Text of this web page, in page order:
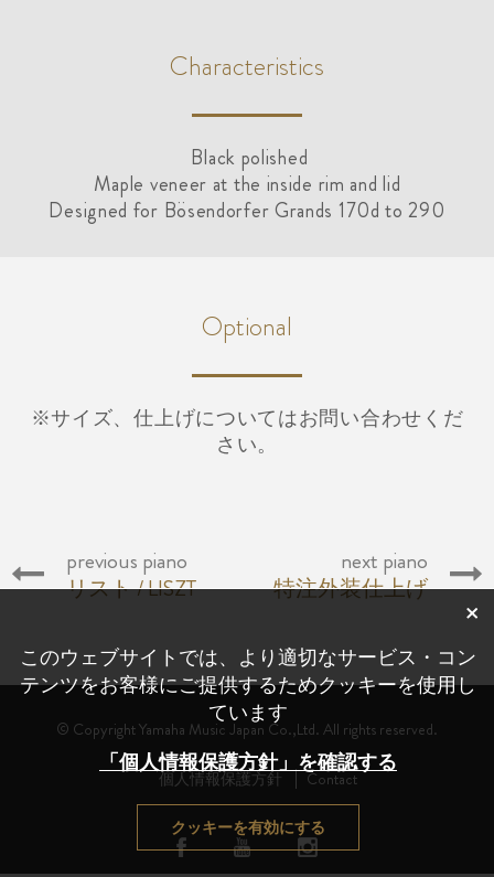
Characteristics
Black polished
Maple veneer at the inside rim and lid
Designed for Bösendorfer Grands 170d to 290
Optional
※サイズ、仕上げについてはお問い合わせくだ
さい。
previous piano
リスト / LISZT
next piano
特注外装仕上げ
© Copyright Yamaha Music Japan Co.,Ltd. All rights reserved.
個人情報保護方針 Contact
×
このウェブサイトでは、より適切なサービス・コン
テンツをお客様にご提供するためクッキーを使用し
ています
「個人情報保護方針」を確認する
クッキーを有効にする